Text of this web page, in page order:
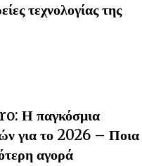
τεχνολογίας της
Η παγκόσμια
για το 2026 – Ποια
αγορά